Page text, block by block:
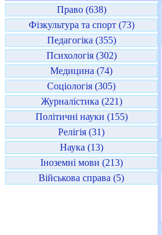
Право (638)
Фізкультура та спорт (73)
Педагогіка (355)
Психологія (302)
Медицина (74)
Соціологія (305)
Журналістика (221)
Політичні науки (155)
Релігія (31)
Наука (13)
Іноземні мови (213)
Військова справа (5)